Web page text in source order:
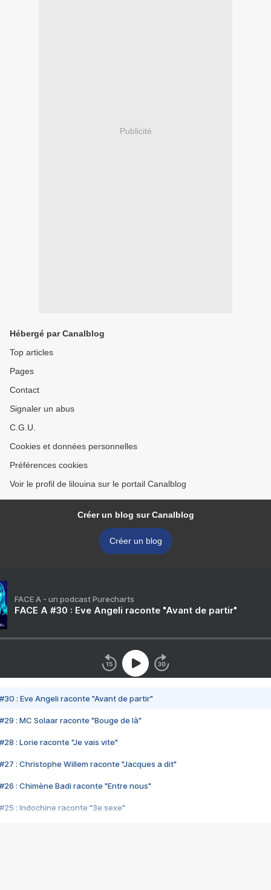
Publicité
Hébergé par Canalblog
Top articles
Pages
Contact
Signaler un abus
C.G.U.
Cookies et données personnelles
Préférences cookies
Voir le profil de lilouina sur le portail Canalblog
Créer un blog sur Canalblog
Créer un blog
FACE A - un podcast Purecharts
FACE A #30 : Eve Angeli raconte "Avant de partir"
#30 : Eve Angeli raconte "Avant de partir"
#29 : MC Solaar raconte "Bouge de là"
#28 : Lorie raconte "Je vais vite"
#27 : Christophe Willem raconte "Jacques a dit"
#26 : Chimène Badi raconte "Entre nous"
#25 : Indochine raconte "3e sexe"